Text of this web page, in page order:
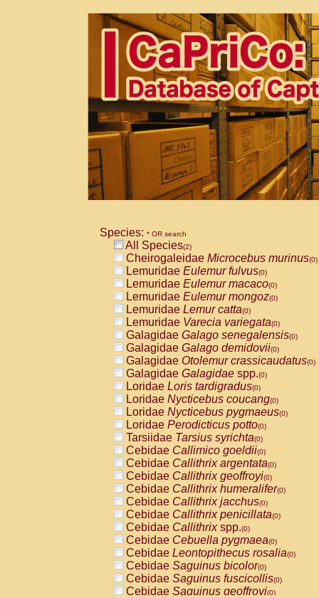
Species: * OR search
All Species(2)
Cheirogaleidae Microcebus murinus(0)
Lemuridae Eulemur fulvus(0)
Lemuridae Eulemur macaco(0)
Lemuridae Eulemur mongoz(0)
Lemuridae Lemur catta(0)
Lemuridae Varecia variegata(0)
Galagidae Galago senegalensis(0)
Galagidae Galago demidovii(0)
Galagidae Otolemur crassicaudatus(0)
Galagidae Galagidae spp.(0)
Loridae Loris tardigradus(0)
Loridae Nycticebus coucang(0)
Loridae Nycticebus pygmaeus(0)
Loridae Perodicticus potto(0)
Tarsiidae Tarsius syrichta(0)
Cebidae Callimico goeldii(0)
Cebidae Callithrix argentata(0)
Cebidae Callithrix geoffroyi(0)
Cebidae Callithrix humeralifer(0)
Cebidae Callithrix jacchus(0)
Cebidae Callithrix penicillata(0)
Cebidae Callithrixspp.(0)
Cebidae Cebuella pygmaea(0)
Cebidae Leontopithecus rosalia(0)
Cebidae Saguinus bicolor(0)
Cebidae Saguinus fuscicollis(0)
Cebidae Saguinus geoffroyi(0)